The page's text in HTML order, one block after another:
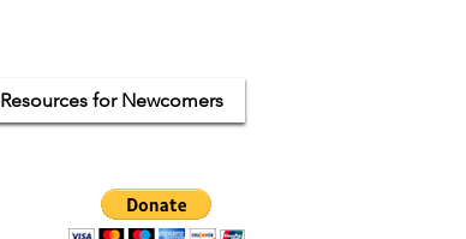
Resources for Newcomers